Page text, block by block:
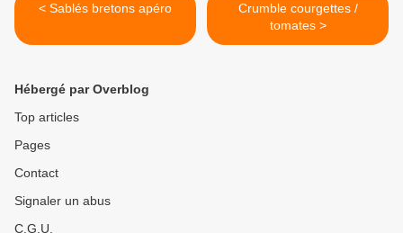
< Sablés bretons apéro
Crumble courgettes /
tomates >
Hébergé par Overblog
Top articles
Pages
Contact
Signaler un abus
C.G.U.